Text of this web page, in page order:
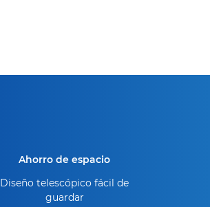
Ahorro de espacio
Diseño telescópico fácil de
guardar